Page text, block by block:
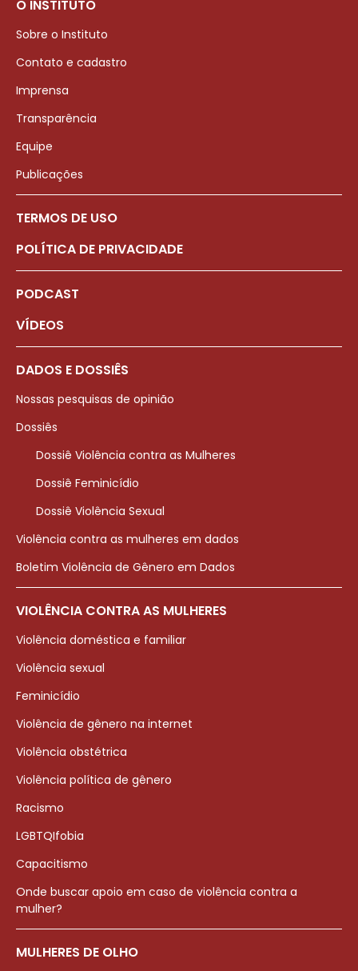
O INSTITUTO
Sobre o Instituto
Contato e cadastro
Imprensa
Transparência
Equipe
Publicações
TERMOS DE USO
POLÍTICA DE PRIVACIDADE
PODCAST
VÍDEOS
DADOS E DOSSIÊS
Nossas pesquisas de opinião
Dossiês
Dossiê Violência contra as Mulheres
Dossiê Feminicídio
Dossiê Violência Sexual
Violência contra as mulheres em dados
Boletim Violência de Gênero em Dados
VIOLÊNCIA CONTRA AS MULHERES
Violência doméstica e familiar
Violência sexual
Feminicídio
Violência de gênero na internet
Violência obstétrica
Violência política de gênero
Racismo
LGBTQIfobia
Capacitismo
Onde buscar apoio em caso de violência contra a
mulher?
MULHERES DE OLHO